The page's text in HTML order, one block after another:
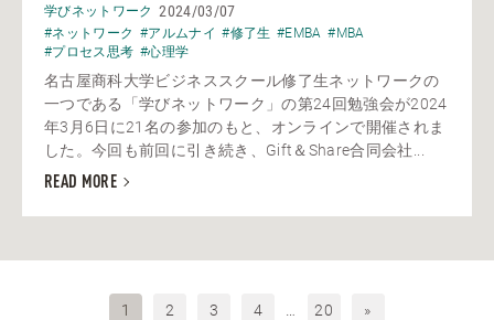
学びネットワーク 2024/03/07
#ネットワーク #アルムナイ #修了生 #EMBA #MBA
#プロセス思考 #心理学
名古屋商科大学ビジネススクール修了生ネットワークの
一つである「学びネットワーク」の第24回勉強会が2024
年3月6日に21名の参加のもと、オンラインで開催されま
した。今回も前回に引き続き、Gift＆Share合同会社...
READ MORE
1 2 3 4 … 20 »